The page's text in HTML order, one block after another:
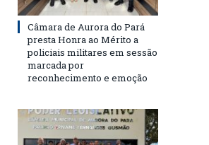
Câmara de Aurora do Pará
presta Honra ao Mérito a
policiais militares em sessão
marcada por
reconhecimento e emoção